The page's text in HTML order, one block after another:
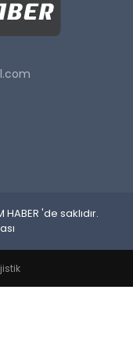
'de saklıdır.